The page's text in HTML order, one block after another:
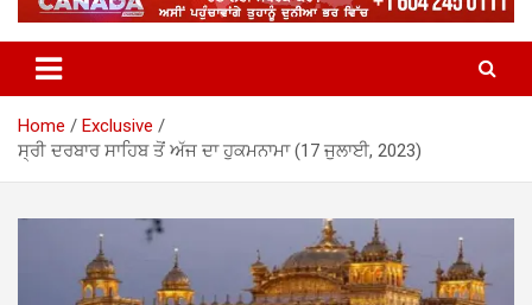
Active India-Canada News
Channel
Home
Exclusive
ਸ੍ਰੀ ਦਰਬਾਰ ਸਾਹਿਬ ਤੋਂ ਅੱਜ ਦਾ ਹੁਕਮਨਾਮਾ (17 ਜੁਲਾਈ, 2023)